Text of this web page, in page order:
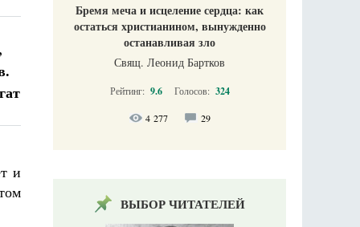
и
Бремя меча и исцеление сердца: как
остаться христианином, вынужденно
останавливая зло
Свящ. Леонид Бартков
Рейтинг: 9.6 Голосов: 324
4 277 29
ВЫБОР ЧИТАТЕЛЕЙ